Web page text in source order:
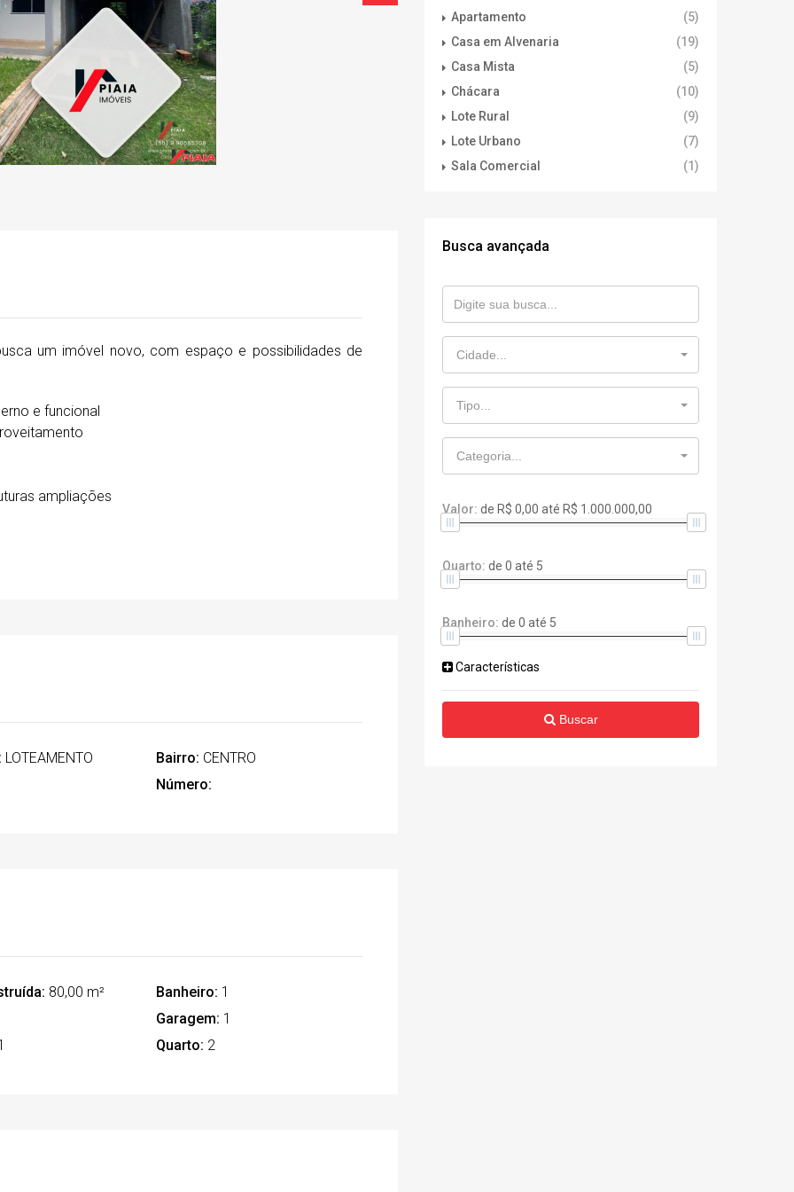
um imóvel novo, com espaço e possibilidades de
e funcional
ampliações
LOTEAMENTO Bairro: CENTRO
Número:
80,00 m² Banheiro: 1
Garagem: 1
Quarto: 2
Apartamento
(5)
Casa em Alvenaria
(19)
Casa Mista
(5)
Chácara
(10)
Lote Rural
(9)
Lote Urbano
(7)
Sala Comercial
(1)
Busca avançada
Cidade...
Tipo...
Categoria...
Valor: de R$ 0,00 até R$ 1.000.000,00
Quarto: de 0 até 5
Banheiro: de 0 até 5
Características
Buscar